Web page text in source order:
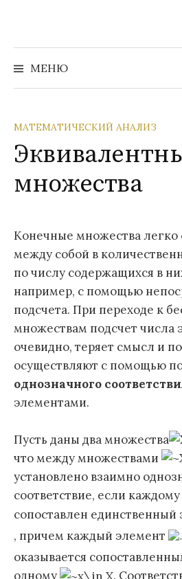
содержимому
МЕНЮ
МАТЕМАТИЧЕСКИЙ АНАЛИЗ
множества
Конечные множества легко
между собой в
по числу содержащихся в
например, с помощью
подсчета. При переходе к
множествам подсчет числа
очевидно, теряет смысл и
осуществляют с помощью
однозначного
элементами.
Пусть даны два множества
что между множествами
установлено взаимно
соответствие, если каждому
сопоставлен единственный
, причем каждый элемент
оказывается
одному
.